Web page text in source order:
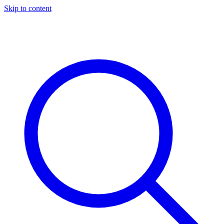
Skip to content